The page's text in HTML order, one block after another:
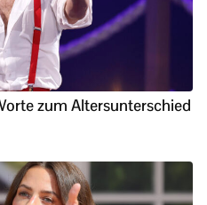
zum Altersunterschied